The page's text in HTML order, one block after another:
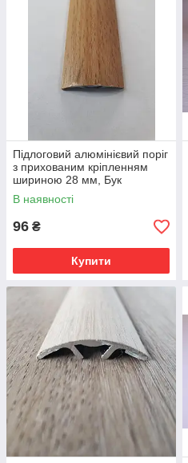
Підлоговий алюмінієвий поріг
з прихованим кріпленням
шириною 28 мм, Бук
(АП-016)
В наявності
96 ₴
Купити